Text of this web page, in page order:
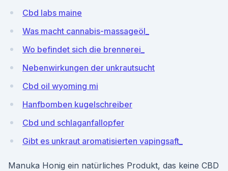
Cbd labs maine
Was macht cannabis-massageöl_
Wo befindet sich die brennerei_
Nebenwirkungen der unkrautsucht
Cbd oil wyoming mi
Hanfbomben kugelschreiber
Cbd und schlaganfallopfer
Gibt es unkraut aromatisierten vapingsaft_
Manuka Honig ein natürliches Produkt, das keine CBD